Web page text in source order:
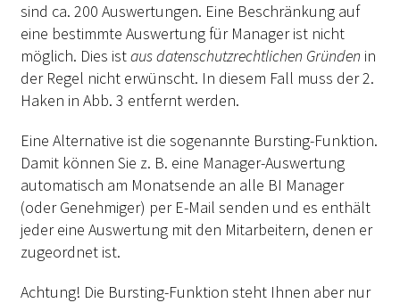
sind ca. 200 Auswertungen. Eine Beschränkung auf
eine bestimmte Auswertung für Manager ist nicht
möglich. Dies istaus datenschutzrechtlichen Gründen in
der Regel nicht erwünscht. In diesem Fall muss der 2.
Haken in Abb. 3 entfernt werden.
Eine Alternative ist die sogenannte Bursting-Funktion.
Damit können Sie z. B. eine Manager-Auswertung
automatisch am Monatsende an alle BI Manager
(oder Genehmiger) per E-Mail senden und es enthält
jeder eine Auswertung mit den Mitarbeitern, denen er
zugeordnet ist.
Achtung! Die Bursting-Funktion steht Ihnen aber nur